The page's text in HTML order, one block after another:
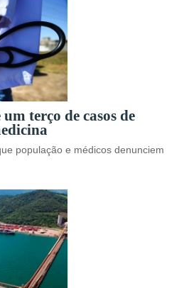
terço de casos de
população e médicos denunciem